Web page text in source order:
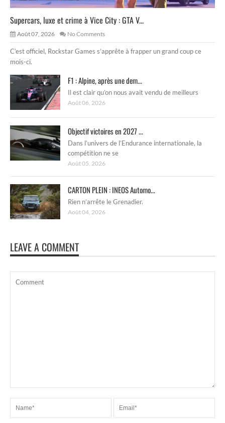
Supercars, luxe et crime à Vice City : GTA V...
Août 07, 2026 No Comments
C’est officiel, Rockstar Games s’apprête à frapper un grand coup ce
mois-ci.
F1 : Alpine, après une dem...
Il est clair qu’on nous avait vendu de meilleurs
Août 06, 2026
Objectif victoires en 2027 ...
Dans l’univers de l’Endurance internationale, la
compétition ne se
Août 05, 2026
CARTON PLEIN : INEOS Automo...
Rien n’arrête le Grenadier.
Août 04, 2026
LEAVE A COMMENT